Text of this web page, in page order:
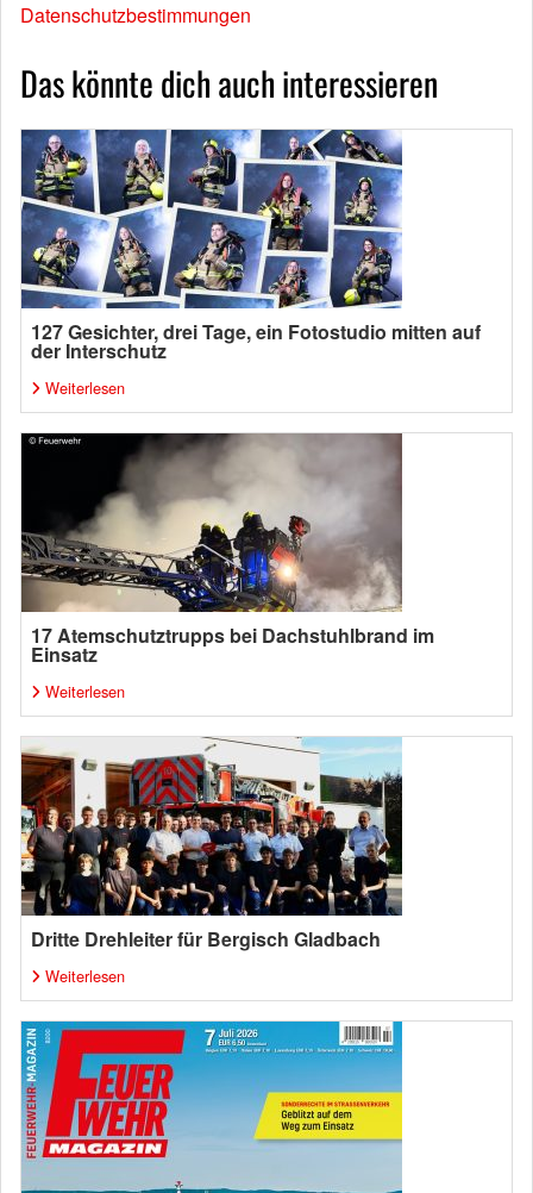
Datenschutzbestimmungen
Das könnte dich auch interessieren
127 Gesichter, drei Tage, ein Fotostudio mitten auf
der Interschutz
Weiterlesen
17 Atemschutztrupps bei Dachstuhlbrand im
Einsatz
Weiterlesen
Dritte Drehleiter für Bergisch Gladbach
Weiterlesen